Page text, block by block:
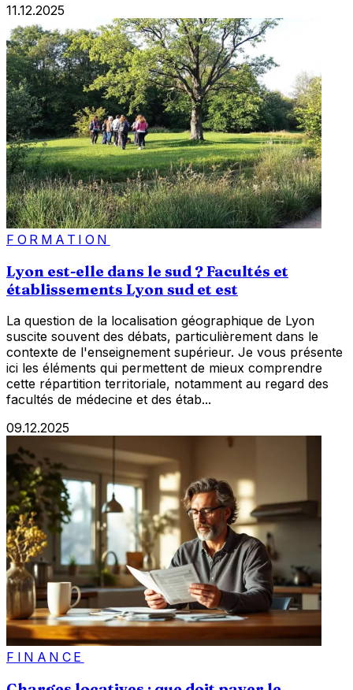
11.12.2025
FORMATION
Lyon est-elle dans le sud ? Facultés et
établissements Lyon sud et est
La question de la localisation géographique de Lyon
suscite souvent des débats, particulièrement dans le
contexte de l'enseignement supérieur. Je vous présente
ici les éléments qui permettent de mieux comprendre
cette répartition territoriale, notamment au regard des
facultés de médecine et des étab...
09.12.2025
FINANCE